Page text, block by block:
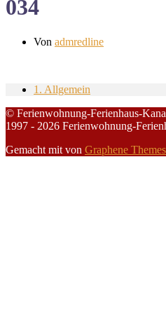
034
Von admredline
1. Allgemein
© Ferienwohnung-Ferienhaus-
1997 - 2026 Ferienwohnung-
Gemacht mit von Graphene Themes